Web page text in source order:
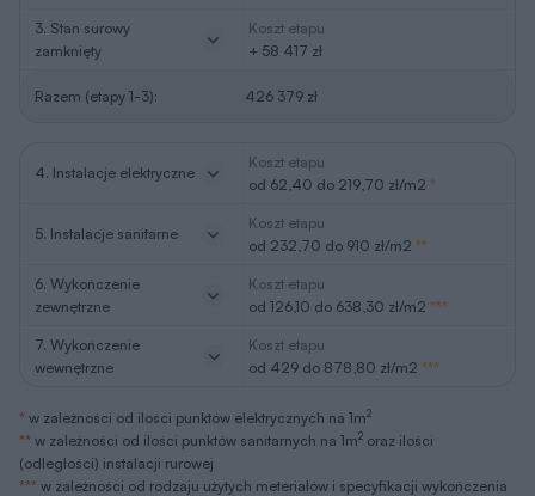
3. Stan surowy
zamknięty
Koszt etapu
+ 58 417 zł
Razem (etapy 1-3): 426 379 zł
4. Instalacje elektryczne
Koszt etapu
od 62,40 do 219,70 zł/m2 *
5. Instalacje sanitarne
Koszt etapu
od 232,70 do 910 zł/m2 **
6. Wykończenie
zewnętrzne
Koszt etapu
od 126,10 do 638,30 zł/m2 ***
7. Wykończenie
wewnętrzne
Koszt etapu
od 429 do 878,80 zł/m2 ***
* w zależności od ilości punktów elektrycznych na 1m2
** w zależności od ilości punktów sanitarnych na 1m2 oraz ilości
(odległości) instalacji rurowej
*** w zależności od rodzaju użytych meteriałów i specyfikacji wykończenia